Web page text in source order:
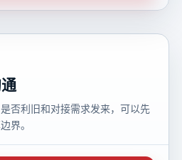
否利旧和对接需求发来，可以先
界。